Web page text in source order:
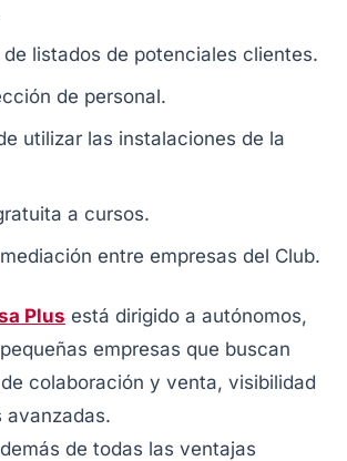
de listados de potenciales clientes.
de personal.
utilizar las instalaciones de la
a cursos.
entre empresas del Club.
Plus está dirigido a autónomos,
empresas que buscan
colaboración y venta, visibilidad
avanzadas.
de todas las ventajas